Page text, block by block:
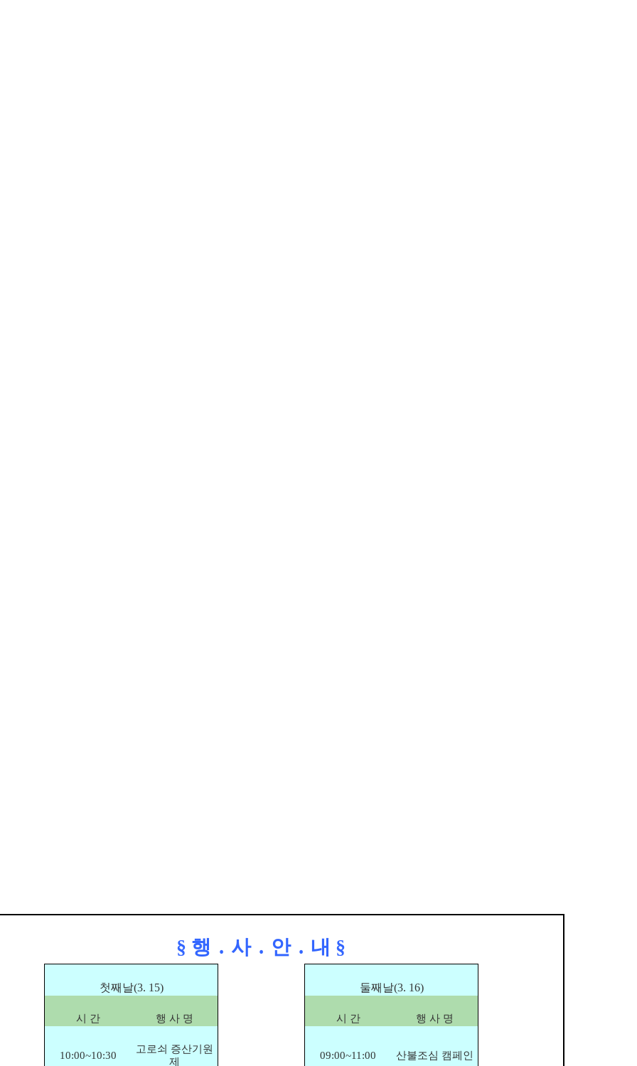
§ 행 ․ 사 ․ 안 ․ 내 §
첫째날(3. 15) 둘째날(3. 16)
시 간 행 사 명 시 간 행 사 명
10:00~10:30
고로쇠 증산기원
제
09:00~11:00 산불조심 캠페인